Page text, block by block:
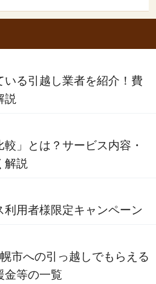
る引越し業者を紹介！費
説
」とは？サービス内容・
解説
利用者様限定キャンペーン
市への引っ越しでもらえる
金等の一覧